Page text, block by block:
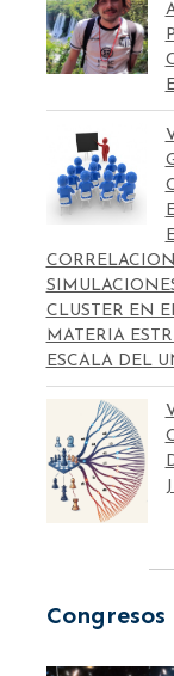
CLUSTER EN
MATERIA
ESCALA DEL
Congresos